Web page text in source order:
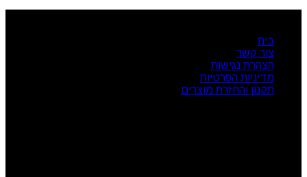
בית
צור קשר
הצהרת נגישות
מדיניות הפרטיות
תקנון והחזרת מוצרים